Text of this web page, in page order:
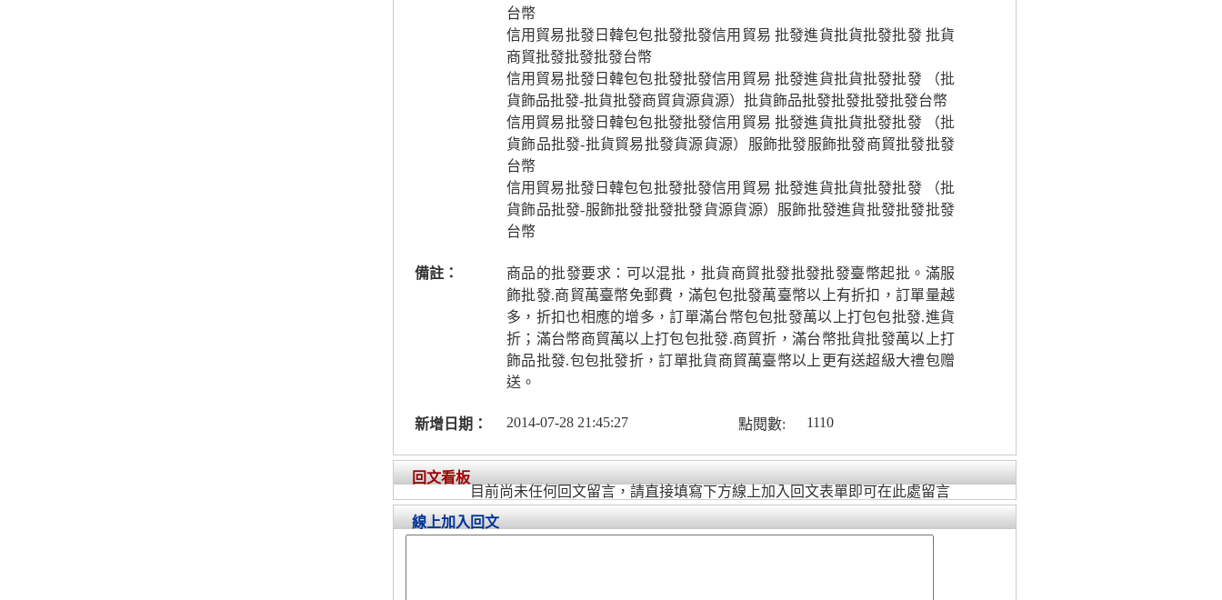
台幣
信用貿易批發日韓包包批發批發信用貿易 批發進貨批貨批發批發 批貨
商貿批發批發批發台幣
信用貿易批發日韓包包批發批發信用貿易 批發進貨批貨批發批發 （批
貨飾品批發-批貨批發商貿貨源貨源）批貨飾品批發批發批發批發台幣
信用貿易批發日韓包包批發批發信用貿易 批發進貨批貨批發批發 （批
貨飾品批發-批貨貿易批發貨源貨源）服飾批發服飾批發商貿批發批發
台幣
信用貿易批發日韓包包批發批發信用貿易 批發進貨批貨批發批發 （批
貨飾品批發-服飾批發批發批發貨源貨源）服飾批發進貨批發批發批發
台幣
備註：
商品的批發要求：可以混批，批貨商貿批發批發批發臺幣起批。滿服
飾批發.商貿萬臺幣免郵費，滿包包批發萬臺幣以上有折扣，訂單量越
多，折扣也相應的增多，訂單滿台幣包包批發萬以上打包包批發.進貨
折；滿台幣商貿萬以上打包包批發.商貿折，滿台幣批貨批發萬以上打
飾品批發.包包批發折，訂單批貨商貿萬臺幣以上更有送超級大禮包赠
送。
新增日期： 2014-07-28 21:45:27 點閱數: 1110
回文看板
目前尚未任何回文留言，請直接填寫下方線上加入回文表單即可在此處留言
線上加入回文